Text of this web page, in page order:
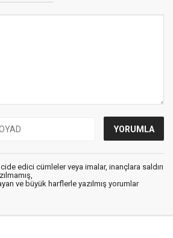
edici cümleler veya imalar, inançlara saldırı
ve büyük harflerle yazılmış yorumlar